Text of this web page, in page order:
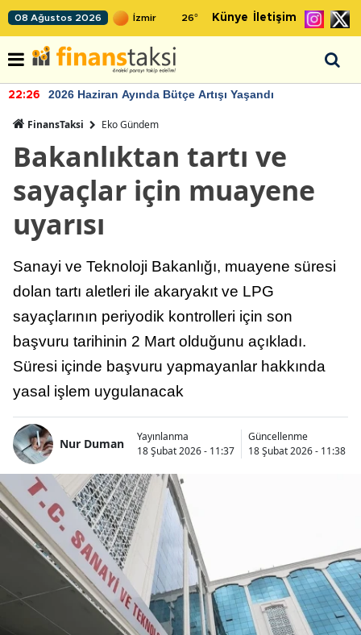
08 Ağustos 2026 26° Künye İletişim
22:26 2026 Haziran Ayında Bütçe Artışı Yaşandı
FinansTaksi Eko Gündem
Bakanlıktan tartı ve
sayaçlar için muayene
uyarısı
Sanayi ve Teknoloji Bakanlığı, muayene süresi
dolan tartı aletleri ile akaryakıt ve LPG
sayaçlarının periyodik kontrolleri için son
başvuru tarihinin 2 Mart olduğunu açıkladı.
Süresi içinde başvuru yapmayanlar hakkında
yasal işlem uygulanacak
Nur Duman
Yayınlanma
18 Şubat 2026 - 11:37
Güncellenme
18 Şubat 2026 - 11:38